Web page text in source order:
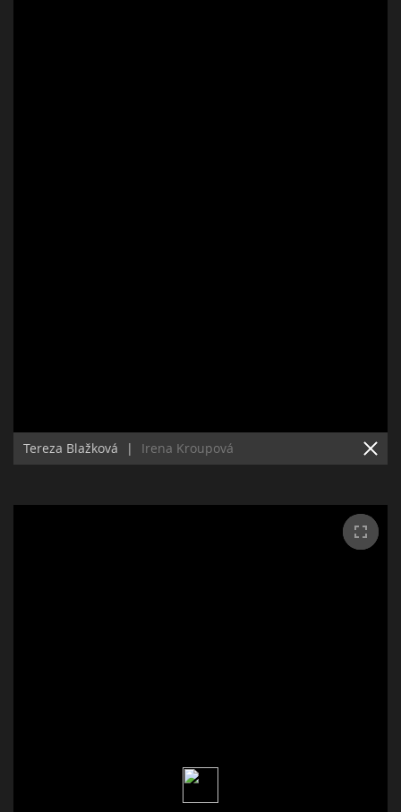
Tereza Blažková | Irena Kroupová